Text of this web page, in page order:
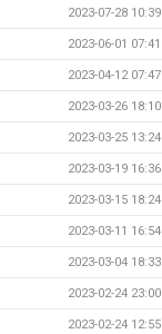
2023-07-28 10:39
2023-06-01 07:41
2023-04-12 07:47
2023-03-26 18:10
2023-03-25 13:24
2023-03-19 16:36
2023-03-15 18:24
2023-03-11 16:54
2023-03-04 18:33
2023-02-24 23:00
2023-02-24 12:55